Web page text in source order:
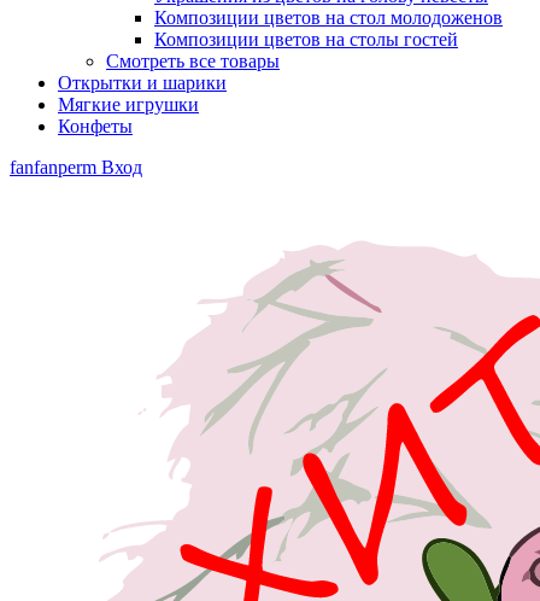
Композиции цветов на стол молодоженов
Композиции цветов на столы гостей
Смотреть все товары
Открытки и шарики
Мягкие игрушки
Конфеты
fanfanperm Вход